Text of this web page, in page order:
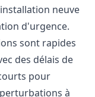
neuve
d'urgence.
sont rapides
des délais de
pour
à